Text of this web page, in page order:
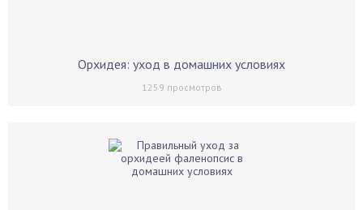
Орхидея: уход в домашних условиях
1259 просмотров